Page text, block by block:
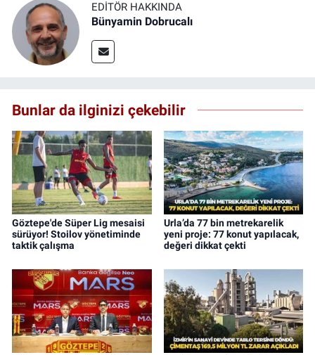
EDITÖR HAKKINDA
Bünyamin Dobrucalı
Bunlar da ilginizi çekebilir
Göztepe'de Süper Lig mesaisi
sürüyor! Stoilov yönetiminde
taktik çalışma
Urla’da 77 bin metrekarelik
yeni proje: 77 konut yapılacak,
değeri dikkat çekti